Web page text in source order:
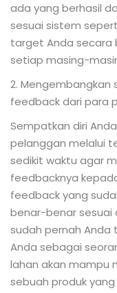
ada yang berhasil
sesuai sistem
target Anda secara
setiap masing-
2.
feedback dari para
Sempatkan diri
pelanggan melalui
sedikit waktu agar
feedbacknya
feedback yang
benar-benar sesuai
sudah pernah Anda
Anda sebagai
lahan akan mampu
sebuah produk